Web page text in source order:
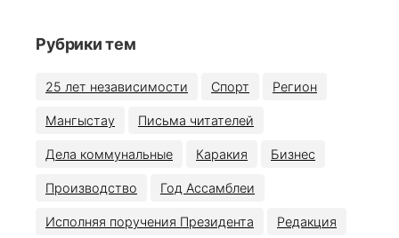
Рубрики тем
25 лет независимости Спорт Регион
Мангыстау Письма читателей
Дела коммунальные Каракия Бизнес
Производство Год Ассамблеи
Исполняя поручения Президента Редакция